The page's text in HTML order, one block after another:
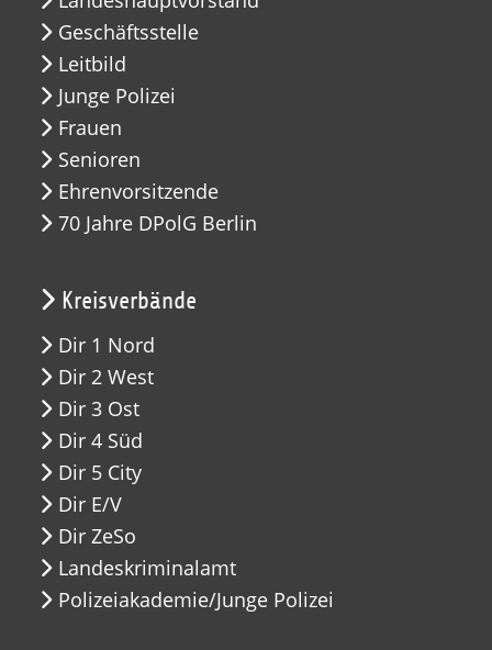
Geschäftsstelle
Leitbild
Junge Polizei
Frauen
Senioren
Ehrenvorsitzende
70 Jahre DPolG Berlin
Kreisverbände
Dir 1 Nord
Dir 2 West
Dir 3 Ost
Dir 4 Süd
Dir 5 City
Dir E/V
Dir ZeSo
Landeskriminalamt
Polizeiakademie/Junge Polizei